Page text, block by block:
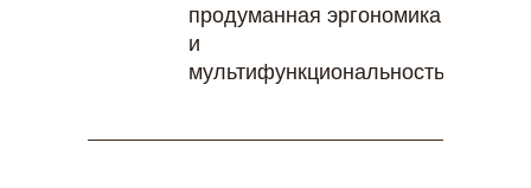
продуманная эргономика
и
мультифункциональность.